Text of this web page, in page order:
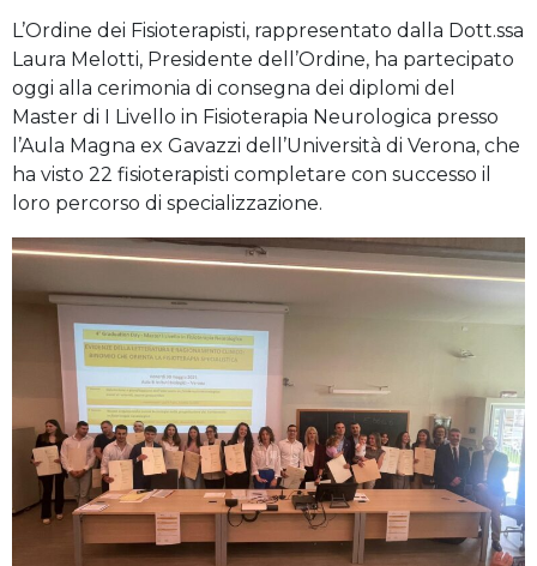
L’Ordine dei Fisioterapisti, rappresentato dalla Dott.ssa
Laura Melotti, Presidente dell’Ordine, ha partecipato
oggi alla cerimonia di consegna dei diplomi del
Master di I Livello in Fisioterapia Neurologica presso
l’Aula Magna ex Gavazzi dell’Università di Verona, che
ha visto 22 fisioterapisti completare con successo il
loro percorso di specializzazione.